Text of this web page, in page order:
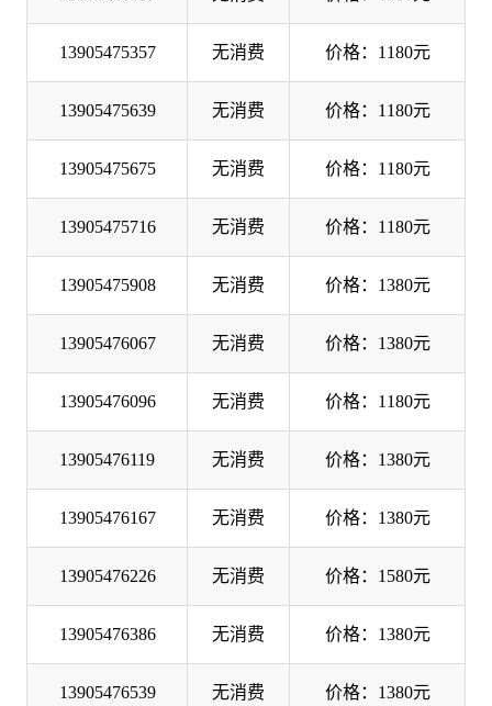
13905475357 无消费 价格：1180元
13905475639 无消费 价格：1180元
13905475675 无消费 价格：1180元
13905475716 无消费 价格：1180元
13905475908 无消费 价格：1380元
13905476067 无消费 价格：1380元
13905476096 无消费 价格：1180元
13905476119 无消费 价格：1380元
13905476167 无消费 价格：1380元
13905476226 无消费 价格：1580元
13905476386 无消费 价格：1380元
13905476539 无消费 价格：1380元